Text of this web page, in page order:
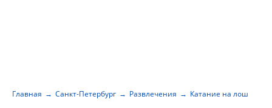
Главная Санкт-Петербург Развлечения Катание на лошадях